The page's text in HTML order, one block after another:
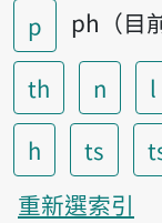
p ph（目
th
n l
h
ts
重新選索引